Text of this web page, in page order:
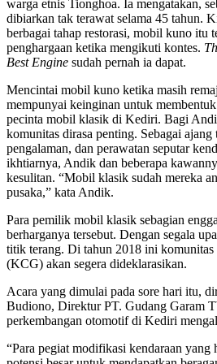
warga etnis Tionghoa. Ia mengatakan,
dibiarkan tak terawat selama 45 tahun.
berbagai tahap restorasi, mobil kuno itu
penghargaan ketika mengikuti kontes.
Best Engine sudah pernah ia dapat.
Mencintai mobil kuno ketika masih
mempunyai keinginan untuk
pecinta mobil klasik di Kediri. Bagi
komunitas dirasa penting. Sebagai ajang
pengalaman, dan perawatan seputar
ikhtiarnya, Andik dan beberapa
kesulitan. “Mobil klasik sudah mereka
pusaka,” kata Andik.
Para pemilik mobil klasik sebagian
berharganya tersebut. Dengan segala
titik terang. Di tahun 2018 ini
(KCG) akan segera dideklarasikan.
Acara yang dimulai pada sore hari itu,
Budiono, Direktur PT. Gudang Garam
perkembangan otomotif di Kediri
“Para pegiat modifikasi kendaraan yang